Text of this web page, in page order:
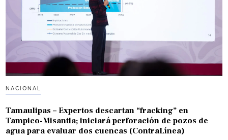
NACIONAL
Tamaulipas – Expertos descartan “fracking” en
Tampico-Misantla; iniciará perforación de pozos de
agua para evaluar dos cuencas (ContraLínea)